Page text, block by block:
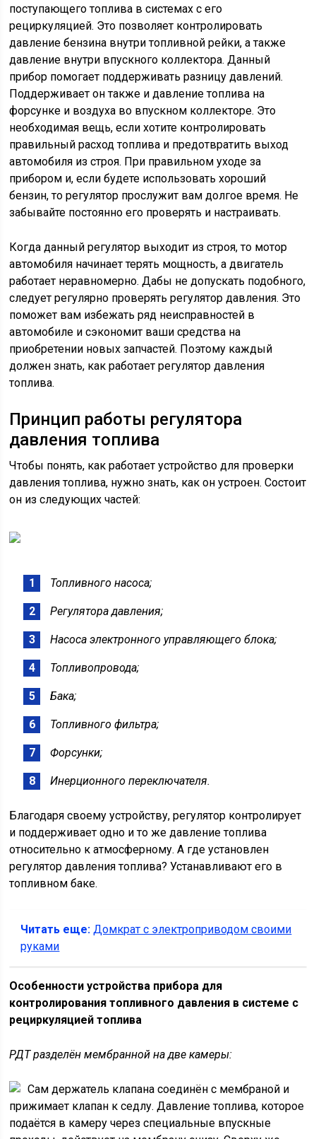
поступающего топлива в системах с его
рециркуляцией. Это позволяет контролировать
давление бензина внутри топливной рейки, а также
давление внутри впускного коллектора. Данный
прибор помогает поддерживать разницу давлений.
Поддерживает он также и давление топлива на
форсунке и воздуха во впускном коллекторе. Это
необходимая вещь, если хотите контролировать
правильный расход топлива и предотвратить выход
автомобиля из строя. При правильном уходе за
прибором и, если будете использовать хороший
бензин, то регулятор прослужит вам долгое время. Не
забывайте постоянно его проверять и настраивать.
Когда данный регулятор выходит из строя, то мотор
автомобиля начинает терять мощность, а двигатель
работает неравномерно. Дабы не допускать подобного,
следует регулярно проверять регулятор давления. Это
поможет вам избежать ряд неисправностей в
автомобиле и сэкономит ваши средства на
приобретении новых запчастей. Поэтому каждый
должен знать, как работает регулятор давления
топлива.
Принцип работы регулятора
давления топлива
Чтобы понять, как работает устройство для проверки
давления топлива, нужно знать, как он устроен. Состоит
он из следующих частей:
Топливного насоса;
Регулятора давления;
Насоса электронного управляющего блока;
Топливопровода;
Бака;
Топливного фильтра;
Форсунки;
Инерционного переключателя.
Благодаря своему устройству, регулятор контролирует
и поддерживает одно и то же давление топлива
относительно к атмосферному. А где установлен
регулятор давления топлива? Устанавливают его в
топливном баке.
Читать еще: Домкрат с электроприводом своими
руками
Особенности устройства прибора для
контролирования топливного давления в системе с
рециркуляцией топлива
РДТ разделён мембранной на две камеры:
Сам держатель клапана соединён с мембраной и
прижимает клапан к седлу. Давление топлива, которое
подаётся в камеру через специальные впускные